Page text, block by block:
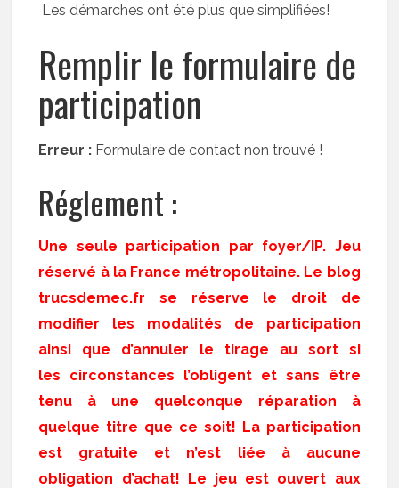
Les démarches ont été plus que simplifiées!
Remplir le formulaire de
participation
Erreur : Formulaire de contact non trouvé !
Réglement :
Une seule participation par foyer/IP. Jeu
réservé à la France métropolitaine. Le blog
trucsdemec.fr se réserve le droit de
modifier les modalités de participation
ainsi que d’annuler le tirage au sort si
les circonstances l’obligent et sans être
tenu à une quelconque réparation à
quelque titre que ce soit! La participation
est gratuite et n’est liée à aucune
obligation d’achat! Le jeu est ouvert aux